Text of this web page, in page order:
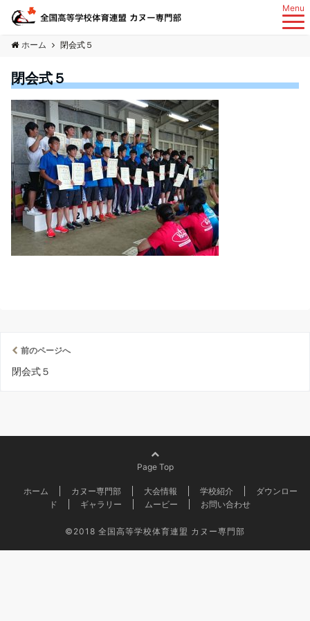
Menu
ホーム 閉会式５
閉会式５
前のページへ
閉会式５
Page Top
ホーム カヌー専門部 大会情報 学校紹介
ダウンロー
ド
ギャラリー ムービー お問い合わせ
©2018 全国高等学校体育連盟 カヌー専門部